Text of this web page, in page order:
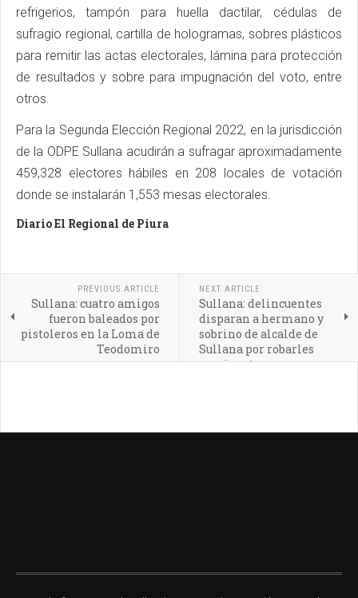
refrigerios, tampón para huella dactilar, cédulas de
sufragio regional, cartilla de hologramas, sobres plásticos
para remitir las actas electorales, lámina para protección
de resultados y sobre para impugnación del voto, entre
otros.
Para la Segunda Elección Regional 2022, en la jurisdicción
de la ODPE Sullana acudirán a sufragar aproximadamente
459,328 electores hábiles en 208 locales de votación
donde se instalarán 1,553 mesas electorales.
Diario El Regional de Piura
PREVIOUS ARTICLE
Sullana: cuatro amigos
fueron baleados por
pistoleros en la Loma de
Teodomiro
NEXT ARTICLE
Sullana: delincuentes
disparan a hermano y
sobrino de alcalde de
Sullana por robarles
camioneta